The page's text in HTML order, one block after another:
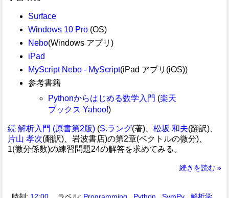
Surface
Windows 10 Pro(OS)
Nebo(Windows アプリ)
iPad
MyScript Nebo - MyScript(iPad アプリ(iOS))
参考書籍
Pythonからはじめる数学入門 (楽天
ブックス Yahoo!)
続 解析入門 (原書第2版) (S.ラング(著)、 松坂 和夫(翻訳)、
片山 孝次(翻訳)、岩波書店)の第2章(ベクトルの微分)、
1(微分係数)の練習問題24の解答を求めてみる。
続きを読む »
時刻: 12:00 ラベル: Programming Python SymPy ,解析学